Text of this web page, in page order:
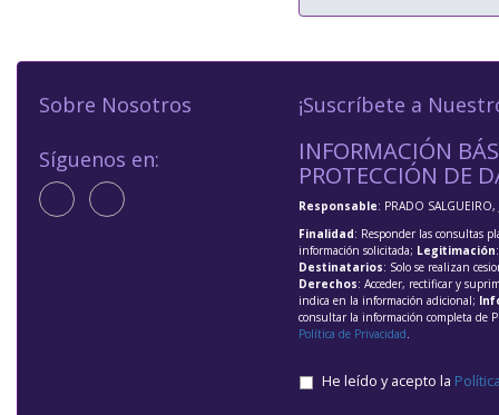
Sobre Nosotros
Síguenos en:
¡Suscríbete a
INFORMACIÓN
PROTECCIÓN DE
Responsable: PRADO SALGUEIRO,
Finalidad: Responder las consultas
información solicitada; Legitimación
Destinatarios: Solo se realizan
Derechos: Acceder, rectificar y
indica en la información adicional;
consultar la información completa de
Política de Privacidad.
He leído y acepto la